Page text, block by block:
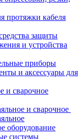
протяжки кабеля
защиты
и устройства
приборы
и аксессуары для
и сварочное
и сварочное
оборудование
системы